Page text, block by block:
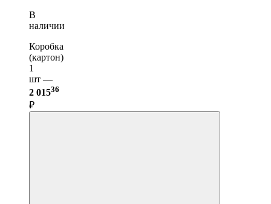
В
наличии
Коробка
(картон)
1
шт —
2 01536
₽